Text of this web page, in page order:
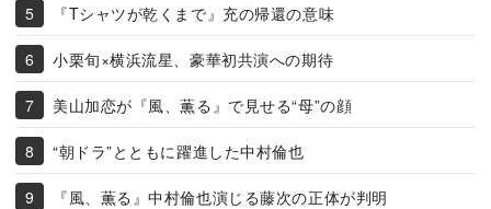
『Tシャツが乾くまで』充の帰還の意味
小栗旬×横浜流星、豪華初共演への期待
美山加恋が『風、薫る』で見せる“母”の顔
“朝ドラ”とともに躍進した中村倫也
『風、薫る』中村倫也演じる藤次の正体が判明